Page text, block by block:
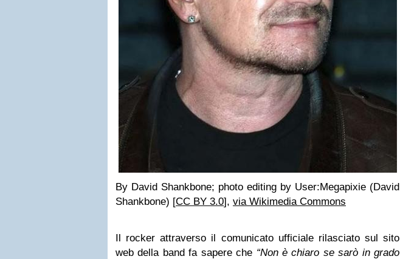
By David Shankbone; photo editing by User:Megapixie (David
Shankbone) [CC BY 3.0], via Wikimedia Commons
Il rocker attraverso il comunicato ufficiale rilasciato sul sito
web della band fa sapere che “Non è chiaro se sarò in grado